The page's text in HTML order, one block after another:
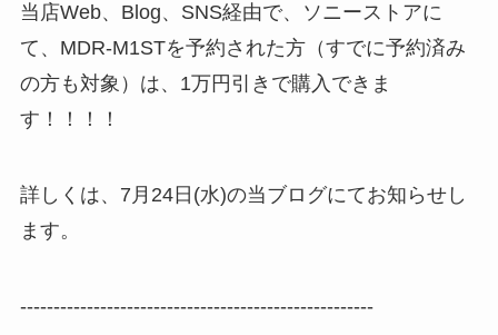
当店Web、Blog、SNS経由で、ソニーストアに
て、MDR-M1STを予約された方（すでに予約済み
の方も対象）は、1万円引きで購入できま
す！！！！
詳しくは、7月24日(水)の当ブログにてお知らせし
ます。
-----------------------------------------------------